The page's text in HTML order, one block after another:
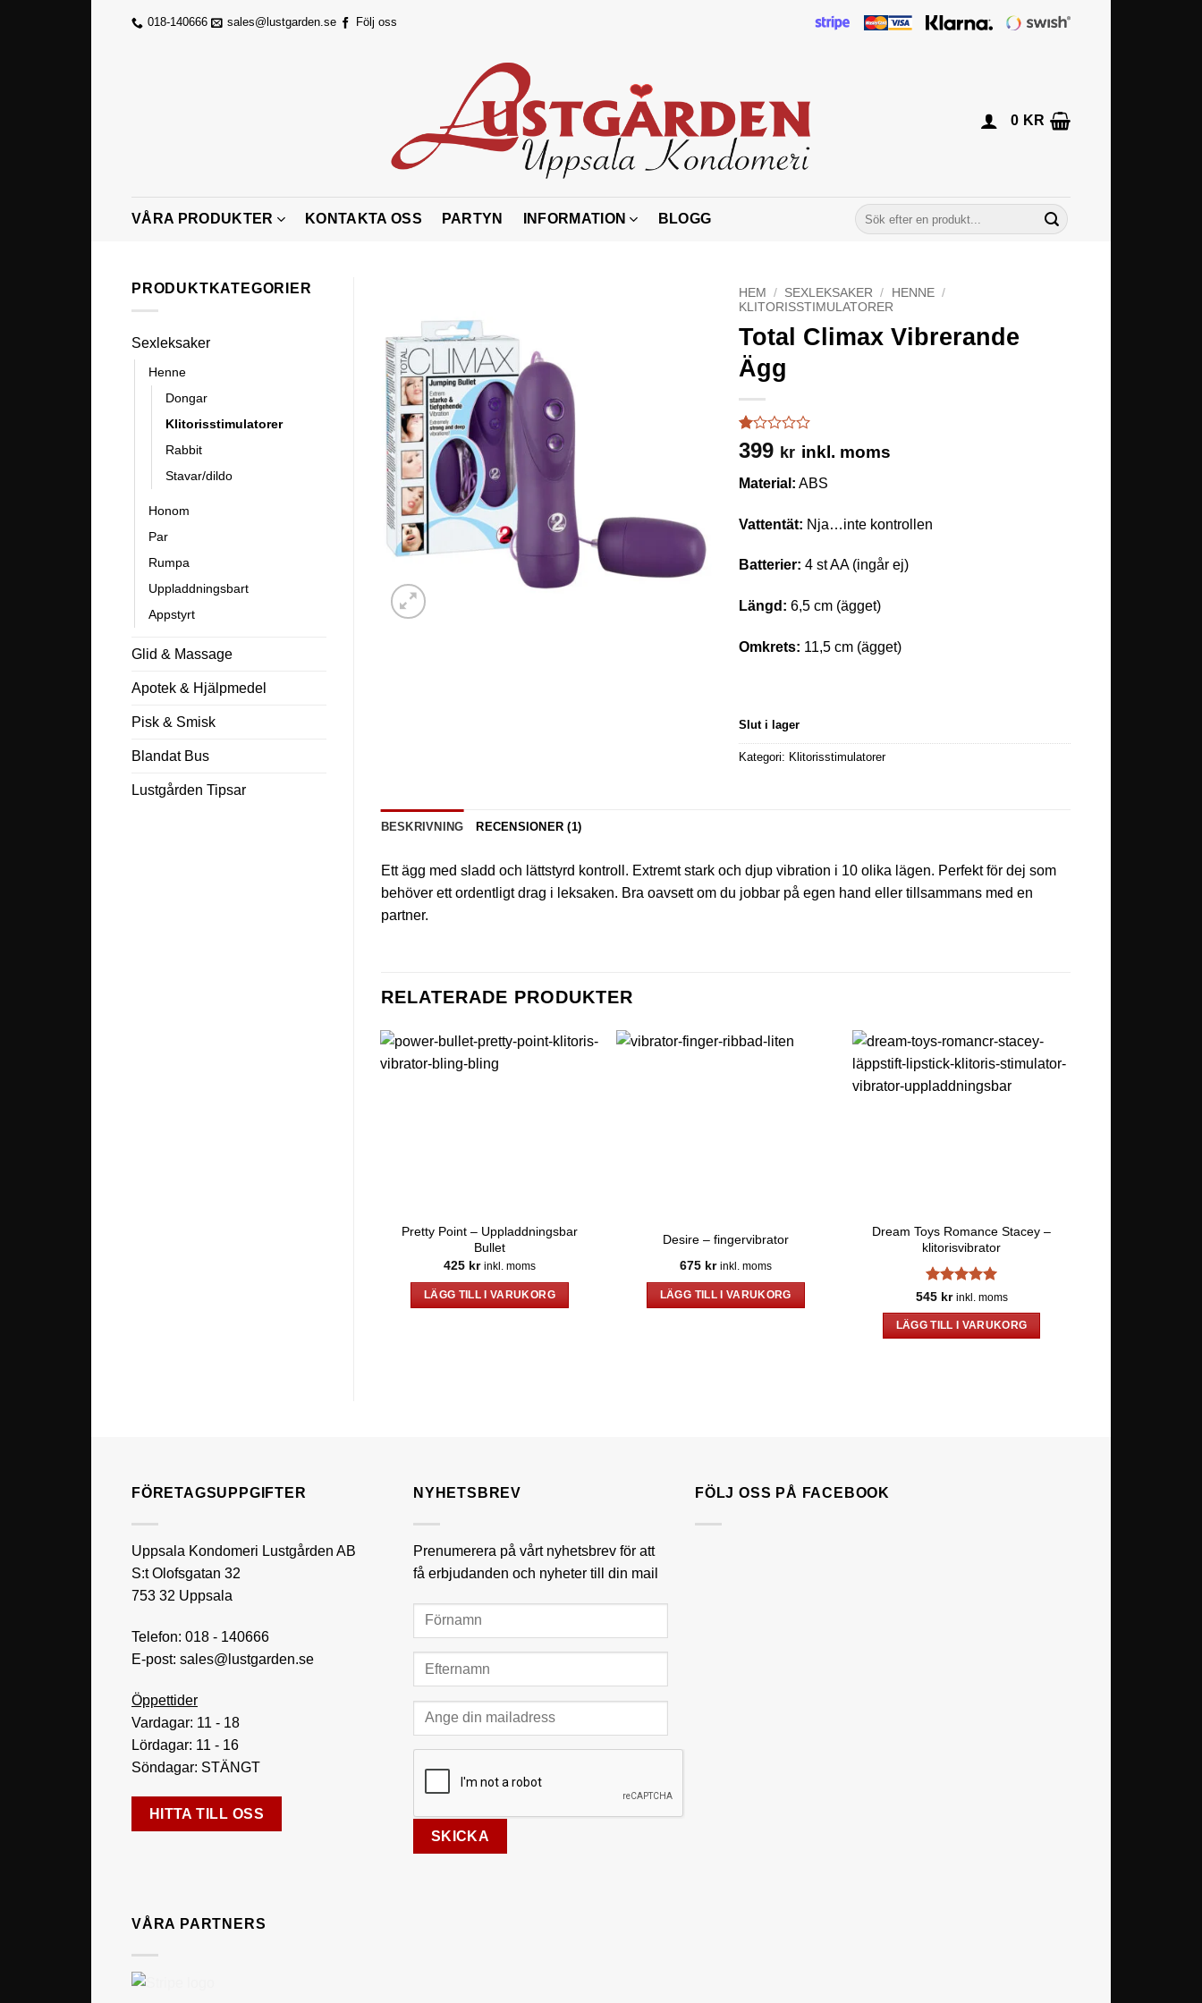
018-140666 sales@lustgarden.se Följ oss
0 KR
VÅRA PRODUKTER KONTAKTA OSS PARTYN INFORMATION BLOGG
Sök
efter:
PRODUKTKATEGORIER
Sexleksaker
Henne
Dongar
Klitorisstimulatorer
Rabbit
Stavar/dildo
Honom
Par
Rumpa
Uppladdningsbart
Appstyrt
Glid & Massage
Apotek & Hjälpmedel
Pisk & Smisk
Blandat Bus
Lustgården Tipsar
HEM / SEXLEKSAKER / HENNE /
KLITORISSTIMULATORER
Total Climax Vibrerande
Ägg
Betygsatt
1
5
1
kundrecension
399 kr inkl. moms
Material: ABS
Vattentät: Nja…inte kontrollen
Batterier: 4 st AA (ingår ej)
Längd: 6,5 cm (ägget)
Omkrets: 11,5 cm (ägget)
Slut i lager
Kategori: Klitorisstimulatorer
BESKRIVNING RECENSIONER (1)
Ett ägg med sladd och lättstyrd kontroll. Extremt stark och djup vibration i 10 olika lägen. Perfekt för dej som
behöver ett ordentligt drag i leksaken. Bra oavsett om du jobbar på egen hand eller tillsammans med en
partner.
RELATERADE PRODUKTER
Pretty Point – Uppladdningsbar
Bullet
425 kr inkl. moms
LÄGG TILL I VARUKORG
Desire – fingervibrator
675 kr inkl. moms
LÄGG TILL I VARUKORG
Dream Toys Romance Stacey –
klitorisvibrator
Betygsatt5
545 kr inkl. moms
LÄGG TILL I VARUKORG
FÖRETAGSUPPGIFTER
Uppsala Kondomeri Lustgården AB
S:t Olofsgatan 32
753 32 Uppsala
Telefon: 018 - 140666
E-post: sales@lustgarden.se
Öppettider
Vardagar: 11 - 18
Lördagar: 11 - 16
Söndagar: STÄNGT
HITTA TILL OSS
NYHETSBREV
Prenumerera på vårt nyhetsbrev för att
få erbjudanden och nyheter till din mail
VÅRA PARTNERS
FÖLJ OSS PÅ FACEBOOK